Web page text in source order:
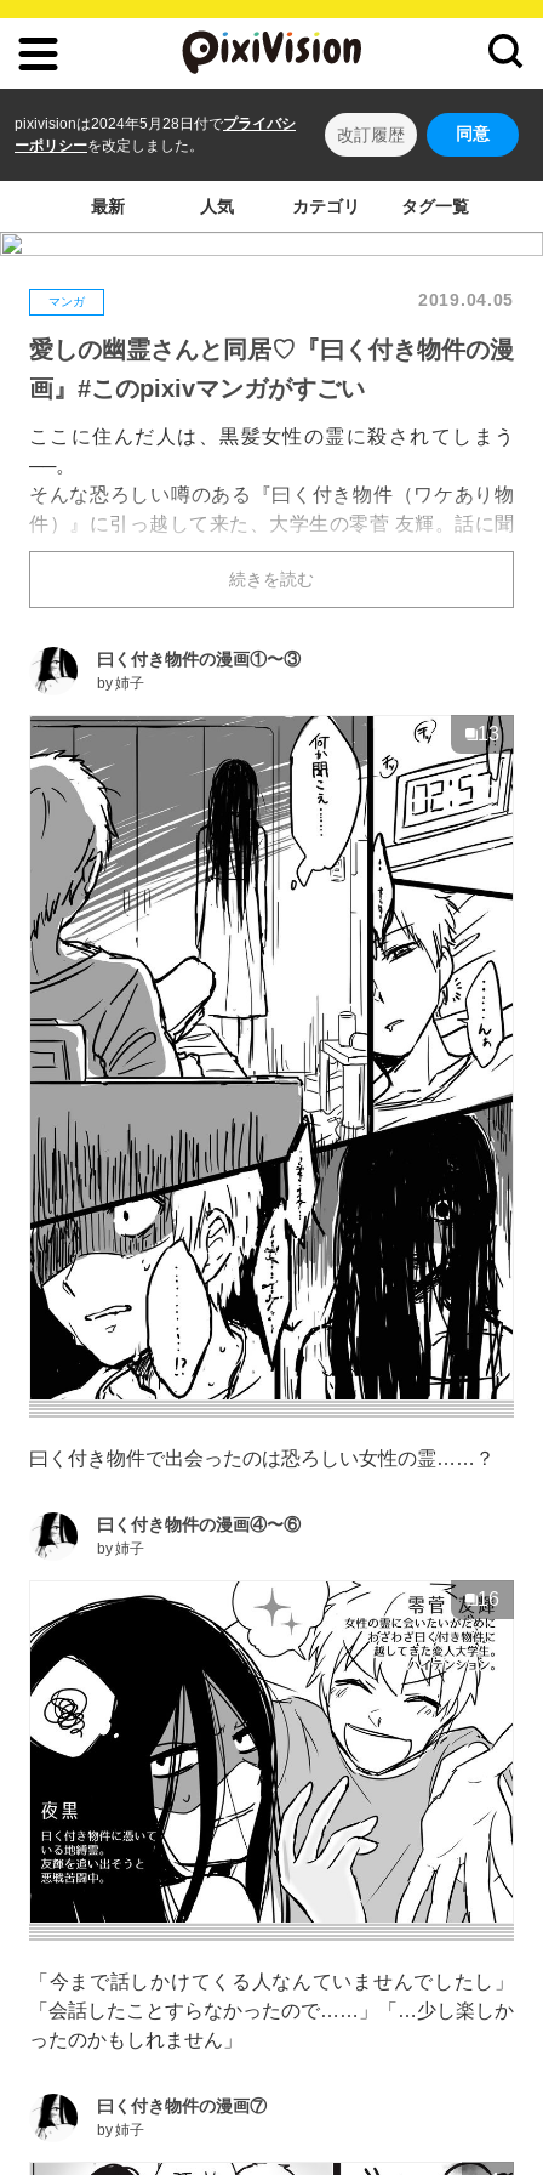
pixivisionは2024年5月28日付でプライバシ
ーポリシーを改定しました。
改訂履歴 同意
最新 人気 カテゴリ タグ一覧
マンガ 2019.04.05
愛しの幽霊さんと同居♡『曰く付き物件の漫
画』#このpixivマンガがすごい
ここに住んだ人は、黒髪女性の霊に殺されてしまう
──。
そんな恐ろしい噂のある『曰く付き物件（ワケあり物
件）』に引っ越して来た、大学生の零菅 友輝。話に聞
いたどおりの不気味な女性の霊が現れた時、彼が大喜び
したのは、なんとその幽霊に恋をしているから…..…!?
そんなウキウキ大学生と、彼の様子にドン引きの幽霊。
のほのぼの同居（同棲？）生活が始まります！
続きを読む
曰く付き物件の漫画①〜③
by姉子
13
曰く付き物件で出会ったのは恐ろしい女性の霊……？
曰く付き物件の漫画④〜⑥
by姉子
16
「今まで話しかけてくる人なんていませんでしたし」
「会話したことすらなかったので……」「…少し楽しか
ったのかもしれません」
曰く付き物件の漫画⑦
by姉子